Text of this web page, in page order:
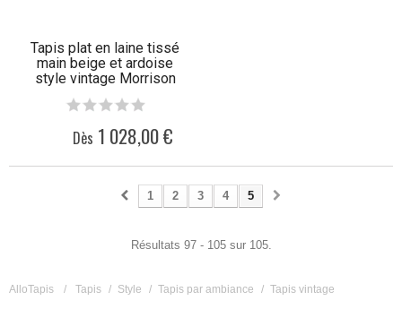
Tapis plat en laine tissé
main beige et ardoise
style vintage Morrison
Dès 1 028,00 €
1 2 3 4 5
Résultats 97 - 105 sur 105.
AlloTapis / Tapis / Style / Tapis par ambiance / Tapis vintage